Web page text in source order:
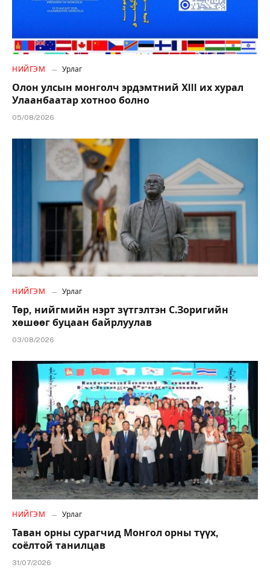
НИЙГЭМ Урлаг
Олон улсын монголч эрдэмтний XIII их хурал
Улаанбаатар хотноо болно
05/08/2026
НИЙГЭМ Урлаг
Төр, нийгмийн нэрт зүтгэлтэн С.Зоригийн
хөшөөг буцаан байрлуулав
03/08/2026
НИЙГЭМ Урлаг
Таван орны сурагчид Монгол орны түүх,
соёлтой танилцав
31/07/2026